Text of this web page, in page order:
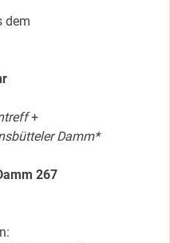
dem
+
Damm*
267